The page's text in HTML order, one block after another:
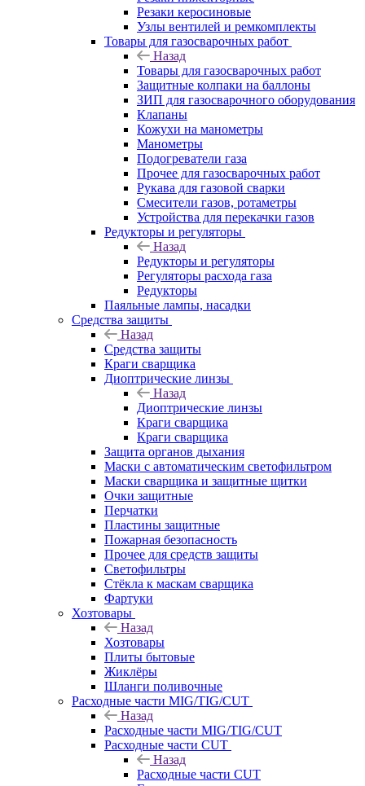
Резаки керосиновые
Узлы вентилей и ремкомплекты
Товары для газосварочных работ
Назад
Товары для газосварочных работ
Защитные колпаки на баллоны
ЗИП для газосварочного оборудования
Клапаны
Кожухи на манометры
Манометры
Подогреватели газа
Прочее для газосварочных работ
Рукава для газовой сварки
Смесители газов, ротаметры
Устройства для перекачки газов
Редукторы и регуляторы
Назад
Редукторы и регуляторы
Регуляторы расхода газа
Редукторы
Паяльные лампы, насадки
Средства защиты
Назад
Средства защиты
Краги сварщика
Диоптрические линзы
Назад
Диоптрические линзы
Краги сварщика
Краги сварщика
Защита органов дыхания
Маски с автоматическим светофильтром
Маски сварщика и защитные щитки
Очки защитные
Перчатки
Пластины защитные
Пожарная безопасность
Прочее для средств защиты
Светофильтры
Стёкла к маскам сварщика
Фартуки
Хозтовары
Назад
Хозтовары
Плиты бытовые
Жиклёры
Шланги поливочные
Расходные части MIG/TIG/CUT
Назад
Расходные части MIG/TIG/CUT
Расходные части CUT
Назад
Расходные части CUT